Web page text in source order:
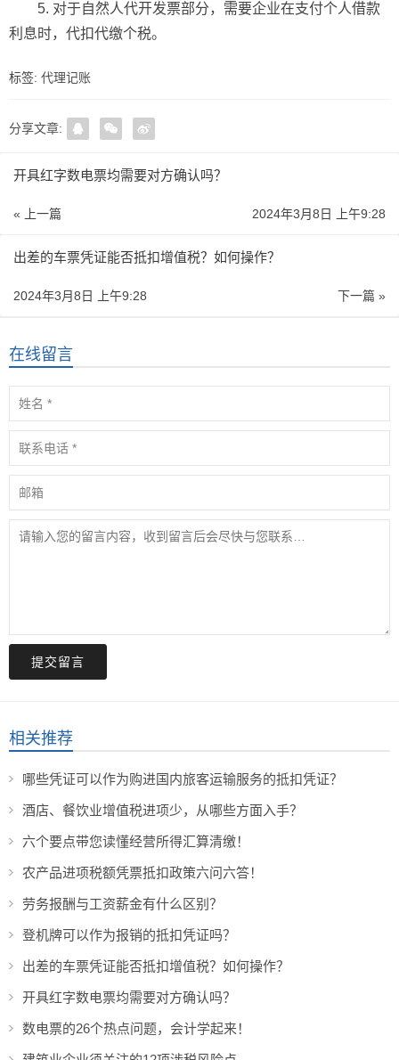
5. 对于自然人代开发票部分，需要企业在支付个人借款
利息时，代扣代缴个税。
标签: 代理记账
分享文章:
开具红字数电票均需要对方确认吗？
« 上一篇 2024年3月8日 上午9:28
出差的车票凭证能否抵扣增值税？如何操作？
下一篇 »
2024年3月8日 上午9:28
在线留言
提交留言
相关推荐
哪些凭证可以作为购进国内旅客运输服务的抵扣凭证？
酒店、餐饮业增值税进项少，从哪些方面入手？
六个要点带您读懂经营所得汇算清缴！
农产品进项税额凭票抵扣政策六问六答！
劳务报酬与工资薪金有什么区别？
登机牌可以作为报销的抵扣凭证吗？
出差的车票凭证能否抵扣增值税？如何操作？
开具红字数电票均需要对方确认吗？
数电票的26个热点问题，会计学起来！